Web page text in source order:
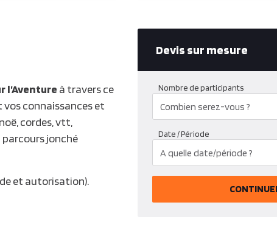
l’Aventure à travers ce
connaissances et
cordes, vtt,
parcours jonché
et autorisation).
Devis sur mesure
Nombre de participants
Date / Période